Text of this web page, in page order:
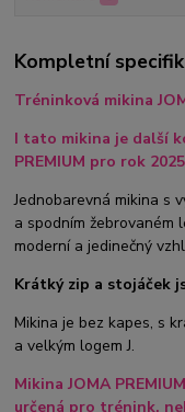
Kompletní
Tréninková mikina
I tato mikina je další
PREMIUM pro rok
Jednobarevná mikina s
a spodním žebrovaném
moderní a jedinečný
Krátký zip a stojáček
Mikina je bez kapes, s
a velkým logem J.
Mikina JOMA
určená pro trénink,